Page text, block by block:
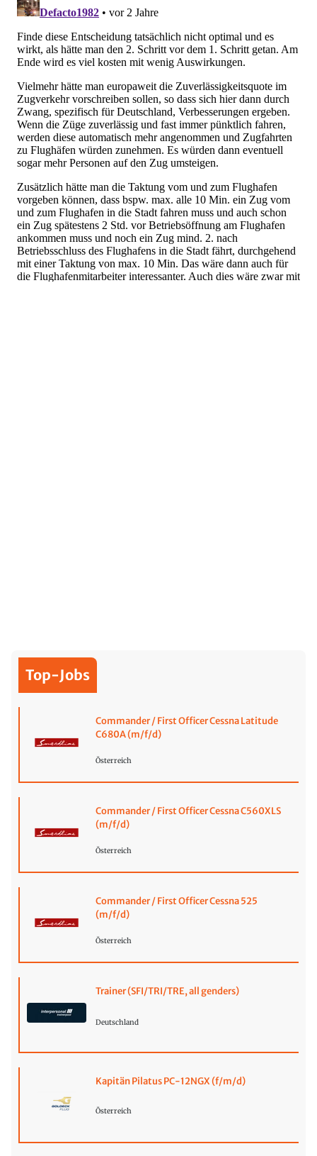
Top-Jobs
Commander / First Officer Cessna Latitude
C680A (m/f/d)
Österreich
Commander / First Officer Cessna C560XLS
(m/f/d)
Österreich
Commander / First Officer Cessna 525
(m/f/d)
Österreich
Trainer (SFI/TRI/TRE, all genders)
Deutschland
Kapitän Pilatus PC-12NGX (f/m/d)
Österreich